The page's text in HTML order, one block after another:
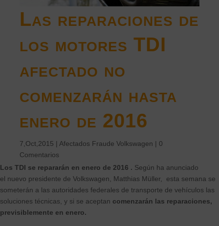
Las reparaciones de
los motores TDI
afectado no
comenzarán hasta
enero de 2016
7,Oct,2015 | Afectados Fraude Volkswagen | 0
Comentarios
Los TDI se repararán en enero de 2016 . Según ha anunciado
el nuevo presidente de Volkswagen, Matthias Müller, esta semana se
someterán a las autoridades federales de transporte de vehículos las
soluciones técnicas, y si se aceptan comenzarán las reparaciones,
previsiblemente en enero.